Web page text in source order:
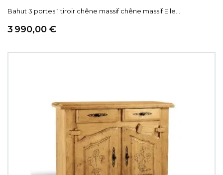
Bahut 3 portes 1 tiroir chêne massif chêne massif Elle...
Prix
3 990,00 €